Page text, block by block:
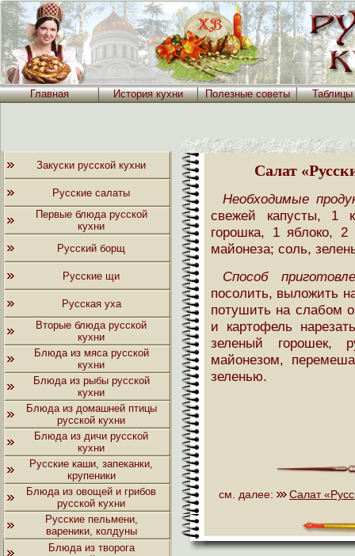
Главная История кухни Полезные советы
Закуски русской кухни
Русские салаты
Первые блюда русской
кухни
Русский борщ
Русские щи
Русская уха
Вторые блюда русской
кухни
Блюда из мяса русской
кухни
Блюда из рыбы русской
кухни
Блюда из домашней птицы
русской кухни
Блюда из дичи русской
кухни
Русские каши, запеканки,
крупеники
Блюда из овощей и грибов
русской кухни
Русские пельмени,
вареники, колдуны
Блюда из творога
Салат
Необходимые
свежей капусты, 1
горошка, 1 яблоко,
майонеза; соль,
Способ
посолить, выложить
потушить на слабом
и картофель
зеленый горошек,
майонезом,
зеленью.
см. далее: Салат